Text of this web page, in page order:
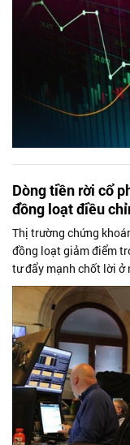
Dòng tiền rời cổ
đồng loạt điều
Thị trường chứng
đồng loạt giảm điểm
tư đẩy mạnh chốt lời ở
tạo (AI)....